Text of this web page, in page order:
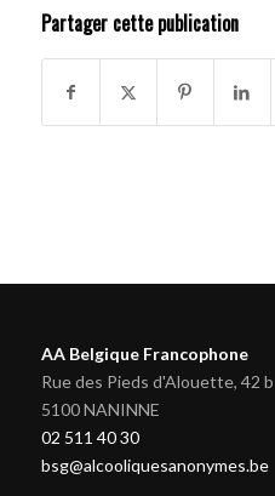
Partager cette publication
AA Belgique Francophone
Rue des Pieds d'Alouette, 42 b
5100 NANINNE
02 511 40 30
bsg@alcooliquesanonymes.be